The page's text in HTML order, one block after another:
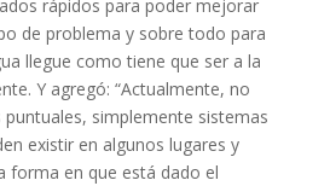
rápidos para poder mejorar
de problema y sobre todo para
llegue como tiene que ser a la
Y agregó: “Actualmente, no
simplemente sistemas
existir en algunos lugares y
forma en que está dado el